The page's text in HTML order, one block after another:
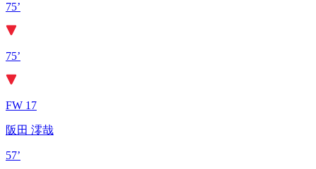
75’
75’
FW 17
阪田 澪哉
57’